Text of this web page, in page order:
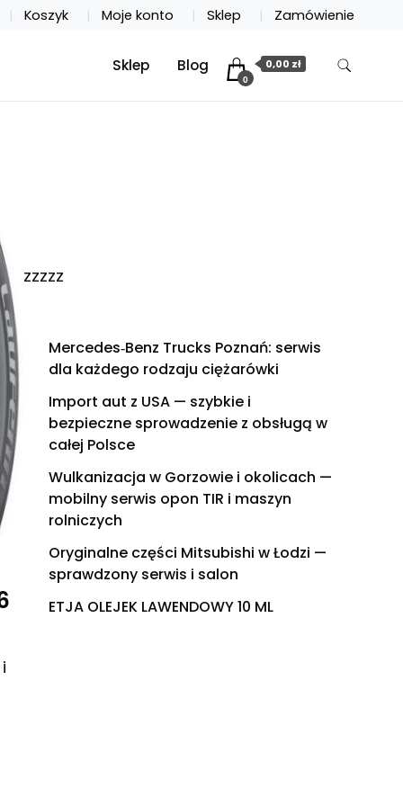
Koszyk Moje konto Sklep Zamówienie
Sklep Blog
0
0,00 zł
zzzzz
Mercedes‑Benz Trucks Poznań: serwis
dla każdego rodzaju ciężarówki
Import aut z USA — szybkie i
bezpieczne sprowadzenie z obsługą w
całej Polsce
Wulkanizacja w Gorzowie i okolicach —
mobilny serwis opon TIR i maszyn
rolniczych
Oryginalne części Mitsubishi w Łodzi —
sprawdzony serwis i salon
ETJA OLEJEK LAWENDOWY 10 ML